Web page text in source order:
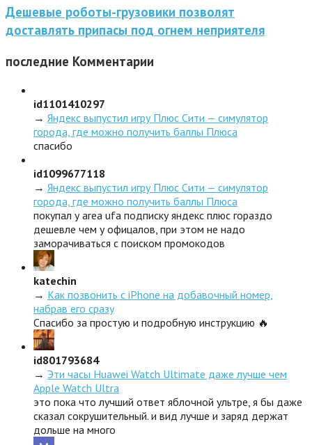
Дешевые роботы-грузовики позволят
доставлять припасы под огнем неприятеля
последние Комментарии
id1101410297
→ Яндекс выпустил игру Плюс Сити — симулятор
города, где можно получить баллы Плюса
спасибо
id1099677118
→ Яндекс выпустил игру Плюс Сити — симулятор
города, где можно получить баллы Плюса
покупал у area ufa подписку яндекс плюс гораздо
дешевле чем у офицалов, при этом не надо
заморачиваться с поиском промокодов
katechin
→ Как позвонить с iPhone на добавочный номер,
набрав его сразу
Спасибо за простую и подробную инструкцию 🔥
id801793684
→ Эти часы Huawei Watch Ultimate даже лучше чем
Apple Watch Ultra
это пока что лучший ответ яблочной ультре, я бы даже
сказал сокрушительный. и вид лучше и заряд держат
дольше на много